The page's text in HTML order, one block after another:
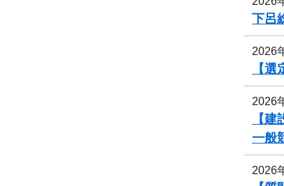
下呂
2026
【
2026
【
一般
2026